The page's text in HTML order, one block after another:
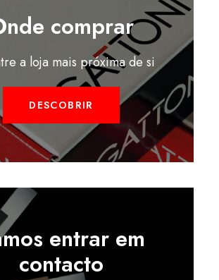
comprar
a loja mais próxima de si
DESCOBRIR
entrar em
contacto